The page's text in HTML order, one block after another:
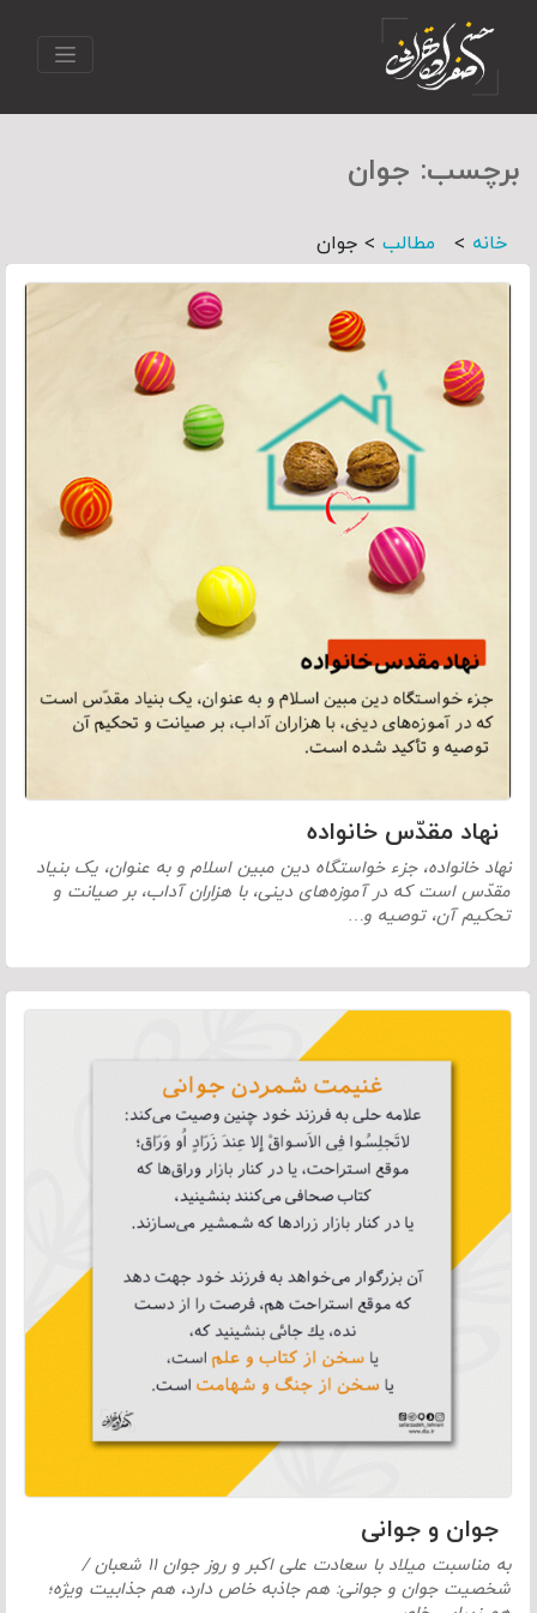
برچسب: جوان
خانه > مطالب > جوان
نهاد مقدّس خانواده
نهاد خانواده، جزء خواستگاه دین مبین اسلام و به عنوان، یک بنیاد
مقدّس است که در آموزه‌های دینی، با هزاران آداب، بر صیانت و
تحکیم آن، توصیه و…
جوان و جوانی
به مناسبت میلاد با سعادت علی اکبر و روز جوان ۱۱ شعبان /
شخصیت جوان و جوانی: هم جاذبه خاص دارد، هم جذابیت ویژه؛